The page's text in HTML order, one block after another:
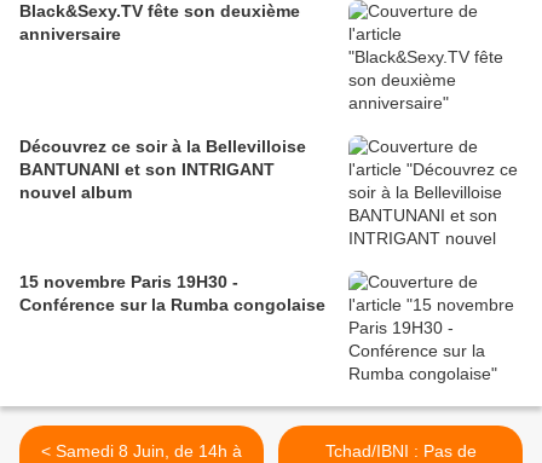
Black&Sexy.TV fête son deuxième
anniversaire
Découvrez ce soir à la Bellevilloise
BANTUNANI et son INTRIGANT
nouvel album
15 novembre Paris 19H30 -
Conférence sur la Rumba congolaise
< Samedi 8 Juin, de 14h à
Tchad/IBNI : Pas de